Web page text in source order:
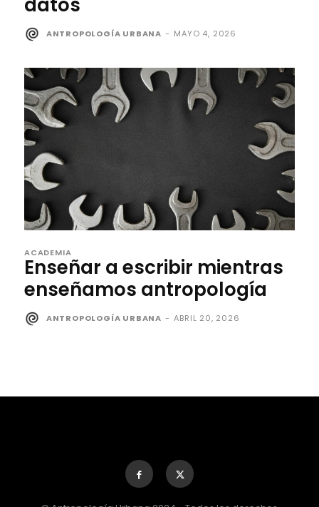
ANTROPOLOGÍA URBANA - MAYO 4, 2026
ACADEMIA
Enseñar a escribir mientras
enseñamos antropología
ANTROPOLOGÍA URBANA - ABRIL 20, 2026